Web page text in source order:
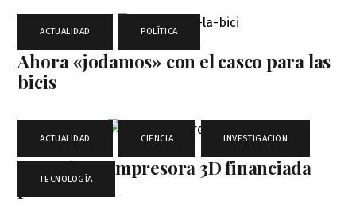
ACTUALIDAD POLÍTICA
Ahora «jodamos» con el casco para las
bicis
ACTUALIDAD CIENCIA INVESTIGACIÓN
TECNOLOGÍA
Comida en impresora 3D financiada
por la NASA